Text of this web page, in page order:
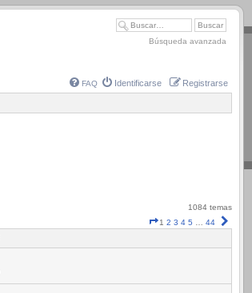
Búsqueda avanzada
FAQ Identificarse Registrarse
1084 temas
Página
1 2 3 4 5 44